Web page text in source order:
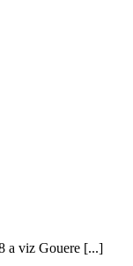
a viz Gouere [...]